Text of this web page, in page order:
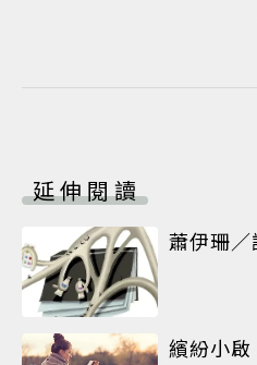
延伸閱讀
蕭伊珊
繽紛小啟